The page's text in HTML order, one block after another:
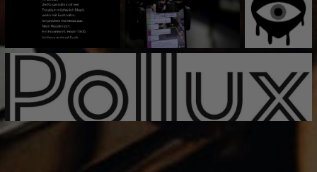
genial. Macht sich nie wichtig.
Verdoppelt nicht das, was gesagt
wird."
​BR-Klassik